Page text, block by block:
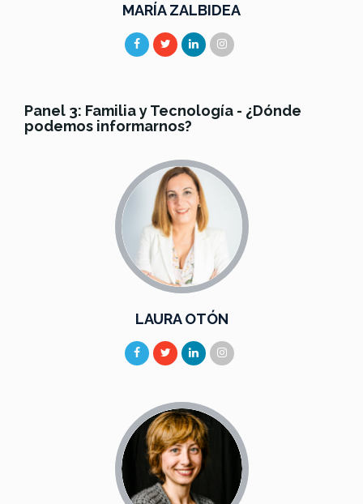
MARÍA ZALBIDEA
Panel 3: Familia y Tecnología - ¿Dónde
podemos informarnos?
LAURA OTÓN